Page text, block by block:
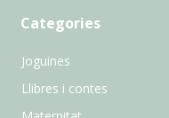
Categories
Joguines
Llibres i contes